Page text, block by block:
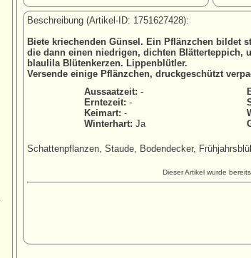
Beschreibung (Artikel-ID: 1751627428):
Biete kriechenden Günsel. Ein Pflänzchen bildet
die dann einen niedrigen, dichten Blätterteppich,
blaulila Blütenkerzen. Lippenblütler.
Versende einige Pflänzchen, druckgeschützt
Aussaatzeit: -
Erntezeit: -
Keimart: -
Winterhart: Ja
Schattenpflanzen, Staude, Bodendecker,
Dieser Artikel wurde